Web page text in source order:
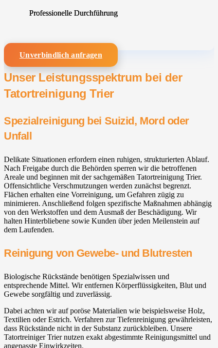
Professionelle Durchführung
Unverbindlich anfragen
Unser Leistungsspektrum bei der
Tatortreinigung Trier
Spezialreinigung bei Suizid, Mord oder
Unfall
Delikate Situationen erfordern einen ruhigen, strukturierten Ablauf.
Nach Freigabe durch die Behörden sperren wir die betroffenen
Areale und beginnen mit der sachgemäßen Tatortreinigung Trier.
Offensichtliche Verschmutzungen werden zunächst begrenzt.
Flächen erhalten eine Vorreinigung, um Gefahren zügig zu
minimieren. Anschließend folgen spezifische Maßnahmen abhängig
von den Werkstoffen und dem Ausmaß der Beschädigung. Wir
halten Hinterbliebene sowie Kunden über jeden Meilenstein auf
dem Laufenden.
Reinigung von Gewebe- und Blutresten
Biologische Rückstände benötigen Spezialwissen und
entsprechende Mittel. Wir entfernen Körperflüssigkeiten, Blut und
Gewebe sorgfältig und zuverlässig.
Dabei achten wir auf poröse Materialien wie beispielsweise Holz,
Textilien oder Estrich. Verfahren zur Tiefenreinigung gewährleisten,
dass Rückstände nicht in der Substanz zurückbleiben. Unsere
Tatortreiniger Trier nutzen exakt abgestimmte Reinigungsmittel und
angepasste Einwirkzeiten.